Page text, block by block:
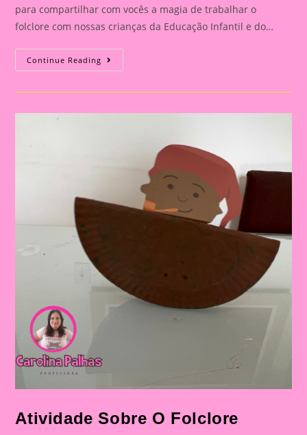
para compartilhar com vocês a magia de trabalhar o
folclore com nossas crianças da Educação Infantil e do…
Continue Reading Dia
Do
|Saci
|Atividade
Atividade Sobre O Folclore